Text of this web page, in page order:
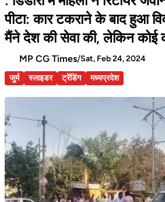
पीटा: कार टकराने के बाद हुआ
मैंने देश की सेवा की, लेकिन कोई
MP CG Times/Sat, Feb 24, 2024
जुर्म
स्लाइडर ट्रेंडिंग मध्यप्रदेश